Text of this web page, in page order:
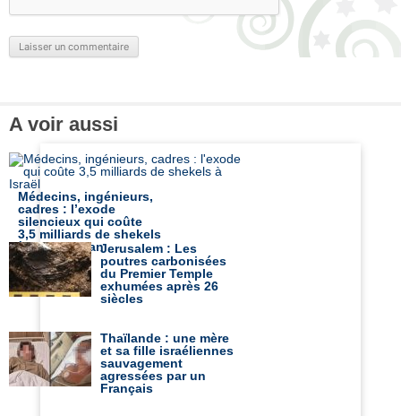
A voir aussi
Médecins, ingénieurs,
cadres : l’exode
silencieux qui coûte
3,5 milliards de shekels
à Israël par anJerusalem : Les
poutres carbonisées
du Premier Temple
exhumées après 26
siècles
Thaïlande : une mère
et sa fille israéliennes
sauvagement
agressées par un
Français